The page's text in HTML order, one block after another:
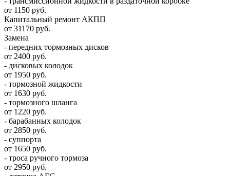
от 1150 руб.
Капитальный ремонт АКПП
от 31170 руб.
Замена
- передних тормозных дисков
от 2400 руб.
- дисковых колодок
от 1950 руб.
- тормозной жидкости
от 1630 руб.
- тормозного шланга
от 1220 руб.
- барабанных колодок
от 2850 руб.
- суппорта
от 1650 руб.
- троса ручного тормоза
от 2950 руб.